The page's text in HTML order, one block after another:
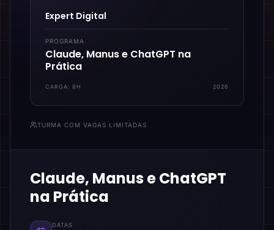
Expert Digital
PROGRAMA
Claude, Manus e ChatGPT na
Prática
CARGA:8H 2026
TURMA COM VAGAS LIMITADAS
Claude, Manus e ChatGPT
na Prática
DATAS